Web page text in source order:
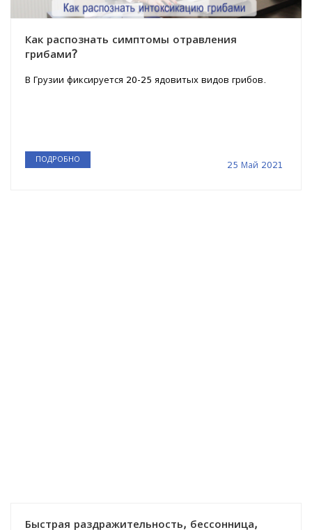
Как распознать симптомы отравления
грибами?
В Грузии фиксируется 20-25 ядовитых видов грибов.
ПОДРОБНО
25 Май 2021
Быстрая раздражительность, бессонница,